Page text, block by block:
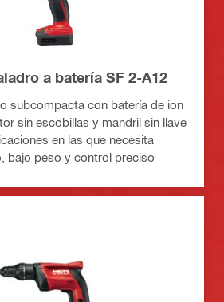
a batería SF 2-A12
subcompacta con batería de ion
sin escobillas y mandril sin llave
en las que necesita
bajo peso y control preciso